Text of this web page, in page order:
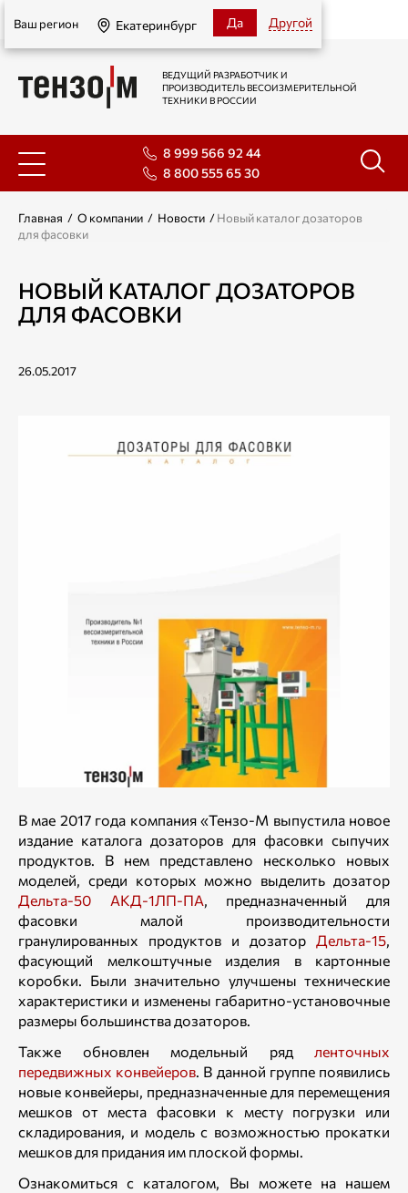
Екатеринбург
Ваш регион Екатеринбург Да Другой
ВЕДУЩИЙ РАЗРАБОТЧИК И
ПРОИЗВОДИТЕЛЬ ВЕСОИЗМЕРИТЕЛЬНОЙ
ТЕХНИКИ В РОССИИ
8 999 566 92 44
8 800 555 65 30
Главная / О компании / Новости /Новый каталог дозаторов
для фасовки
НОВЫЙ КАТАЛОГ ДОЗАТОРОВ
ДЛЯ ФАСОВКИ
26.05.2017
В мае 2017 года компания «Тензо-М выпустила новое
издание каталога дозаторов для фасовки сыпучих
продуктов. В нем представлено несколько новых
моделей, среди которых можно выделить дозатор
Дельта-50 АКД-1ЛП-ПА, предназначенный для
фасовки малой производительности
гранулированных продуктов и дозатор Дельта-15,
фасующий мелкоштучные изделия в картонные
коробки. Были значительно улучшены технические
характеристики и изменены габаритно-установочные
размеры большинства дозаторов.
Также обновлен модельный ряд ленточных
передвижных конвейеров. В данной группе появились
новые конвейеры, предназначенные для перемещения
мешков от места фасовки к месту погрузки или
складирования, и модель с возможностью прокатки
мешков для придания им плоской формы.
Ознакомиться с каталогом, Вы можете на нашем